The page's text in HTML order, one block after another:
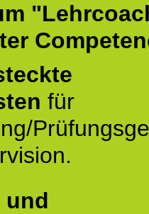
für
und